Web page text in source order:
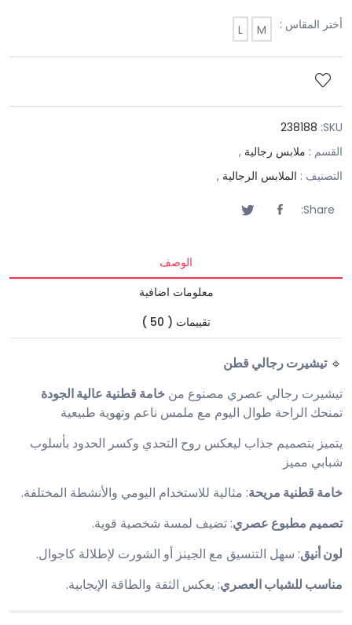
أختر المقاس : M
L
SKU:
238188
القسم : ملابس رجالية ,
التصنيف : الملابس الرجالية ,
Share:
الوصف
معلومات اضافية
تقييمات ( 50 )
🔹تيشيرت رجالي قطن
تيشيرت رجالي عصري مصنوع من خامة قطنية عالية الجودة
تمنحك الراحة طوال اليوم مع ملمس ناعم وتهوية طبيعية
يتميز بتصميم جذاب ليعكس روح التحدي وكسر الحدود بأسلوب
شبابي مميز
خامة قطنية مريحة: مثالية للاستخدام اليومي والأنشطة المختلفة.
تصميم مطبوع عصري: تضيف لمسة شخصية قوية.
لون أنيق: سهل التنسيق مع الجينز أو الشورت لإطلالة كاجوال.
مناسب للشباب العصري: يعكس الثقة والطاقة الإيجابية.